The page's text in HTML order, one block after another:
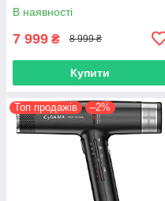
В наявності
7 999 ₴ 8 999 ₴
Купити
Топ продажів –2%